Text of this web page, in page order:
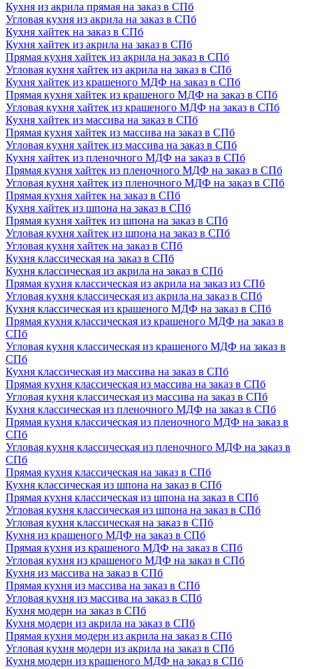
Кухня из акрила прямая на заказ в СПб
Угловая кухня из акрила на заказ в СПб
Кухня хайтек на заказ в СПб
Кухня хайтек из акрила на заказ в СПб
Прямая кухня хайтек из акрила на заказ в СПб
Угловая кухня хайтек из акрила на заказ в СПб
Кухня хайтек из крашеного МДФ на заказ в СПб
Прямая кухня хайтек из крашеного МДФ на заказ в СПб
Угловая кухня хайтек из крашеного МДФ на заказ в СПб
Кухня хайтек из массива на заказ в СПб
Прямая кухня хайтек из массива на заказ в СПб
Угловая кухня хайтек из массива на заказ в СПб
Кухня хайтек из пленочного МДФ на заказ в СПб
Прямая кухня хайтек из пленочного МДФ на заказ в СПб
Угловая кухня хайтек из пленочного МДФ на заказ в СПб
Прямая кухня хайтек на заказ в СПб
Кухня хайтек из шпона на заказ в СПб
Прямая кухня хайтек из шпона на заказ в СПб
Угловая кухня хайтек из шпона на заказ в СПб
Угловая кухня хайтек на заказ в СПб
Кухня классическая на заказ в СПб
Кухня классическая из акрила на заказ в СПб
Прямая кухня классическая из акрила на заказ из СПб
Угловая кухня классическая из акрила на заказ в СПб
Кухня классическая из крашеного МДФ на заказ в СПб
Прямая кухня классическая из крашеного МДФ на заказ в
СПб
Угловая кухня классическая из крашеного МДФ на заказ в
СПб
Кухня классическая из массива на заказ в СПб
Прямая кухня классическая из массива на заказ в СПб
Угловая кухня классическая из массива на заказ в СПб
Кухня классическая из пленочного МДФ на заказ в СПб
Прямая кухня классическая из пленочного МДФ на заказ в
СПб
Угловая кухня классическая из пленочного МДФ на заказ в
СПб
Прямая кухня классическая на заказ в СПб
Кухня классическая из шпона на заказ в СПб
Прямая кухня классическая из шпона на заказ в СПб
Угловая кухня классическая из шпона на заказ в СПб
Угловая кухня классическая на заказ в СПб
Кухня из крашеного МДФ на заказ в СПб
Прямая кухня из крашеного МДФ на заказ в СПб
Угловая кухня из крашеного МДФ на заказ в СПб
Кухня из массива на заказ в СПб
Прямая кухня из массива на заказ в СПб
Угловая кухня из массива на заказ в СПб
Кухня модерн на заказ в СПб
Кухня модерн из акрила на заказ в СПб
Прямая кухня модерн из акрила на заказ в СПб
Угловая кухня модерн из акрила на заказ в СПб
Кухня модерн из крашеного МДФ на заказ в СПб